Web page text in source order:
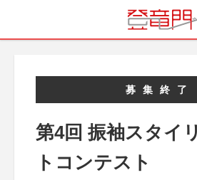
募集終了
第4回 振袖スタイ
トコンテスト